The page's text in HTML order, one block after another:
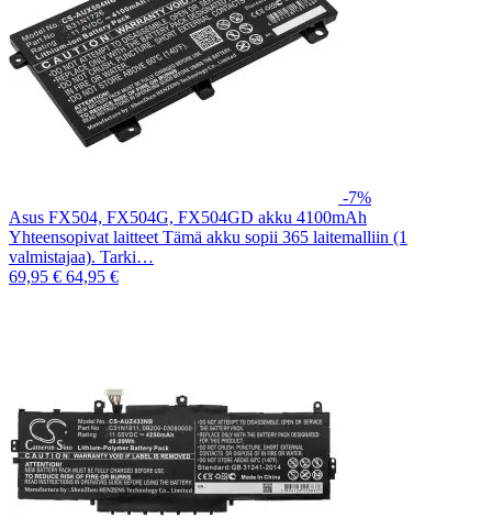
-7%
Asus FX504, FX504G, FX504GD akku 4100mAh
Yhteensopivat laitteet Tämä akku sopii 365 laitemalliin (1
valmistajaa). Tarki…
69,95 € 64,95 €